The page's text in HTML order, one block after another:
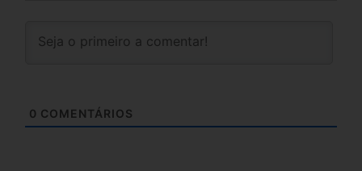
0 COMENTÁRIOS